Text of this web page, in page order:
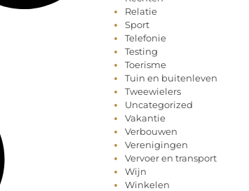
Relatie
Sport
Telefonie
Testing
Toerisme
Tuin en buitenleven
Tweewielers
Uncategorized
Vakantie
Verbouwen
Verenigingen
Vervoer en transport
Wijn
Winkelen